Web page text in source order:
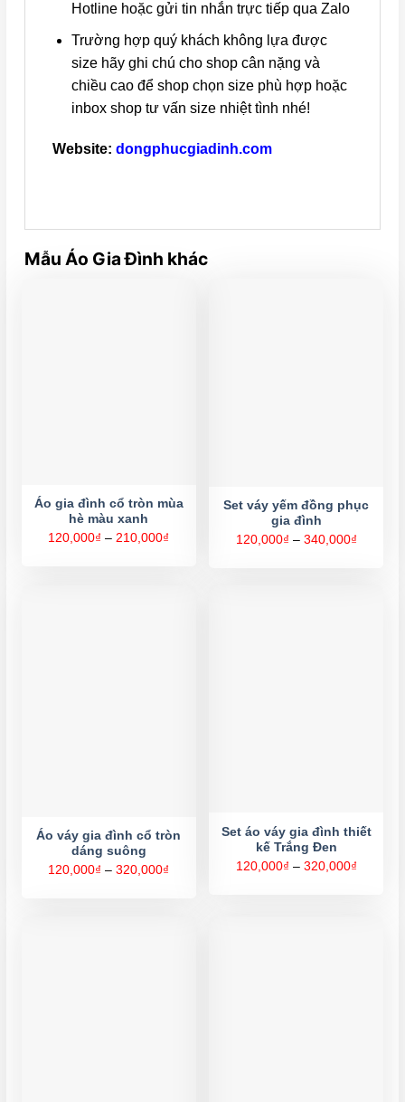
Hotline hoặc gửi tin nhắn trực tiếp qua Zalo
Trường hợp quý khách không lựa được
size hãy ghi chú cho shop cân nặng và
chiều cao để shop chọn size phù hợp hoặc
inbox shop tư vấn size nhiệt tình nhé!
Website: dongphucgiadinh.com
Mẫu Áo Gia Đình khác
Áo gia đình cổ tròn mùa
hè màu xanh
120,000₫ – 210,000₫
Set váy yếm đồng phục
gia đình
120,000₫ – 340,000₫Khoảng
Áo váy gia đình cổ tròn
dáng suông
120,000₫ – 320,000₫
Set áo váy gia đình thiết
kế Trắng Đen
120,000₫ – 320,000₫Khoảng